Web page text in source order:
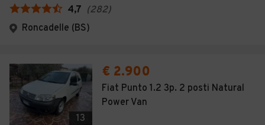
4,7 (282)
Roncadelle (BS)
13
€ 2.900
Fiat Punto 1.2 3p. 2 posti Natural
Power Van